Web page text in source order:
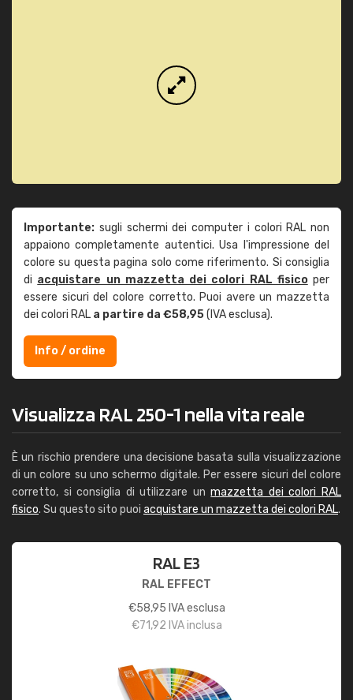
Importante: sugli schermi dei computer i colori RAL non
appaiono completamente autentici. Usa l'impressione del
colore su questa pagina solo come riferimento. Si consiglia
di acquistare un mazzetta dei colori RAL fisicoper
essere sicuri del colore corretto. Puoi avere un mazzetta
dei colori RAL a partire da €58,95(IVA esclusa).
Info / ordine
Visualizza RAL 250-1 nella vita reale
È un rischio prendere una decisione basata sulla visualizzazione
di un colore su uno schermo digitale. Per essere sicuri del colore
corretto, si consiglia di utilizzare unmazzetta dei colori RAL
fisico. Su questo sito puoi acquistare un mazzetta dei colori RAL.
RAL E3
RAL EFFECT
€58,95 IVA esclusa
€71,92 IVA inclusa